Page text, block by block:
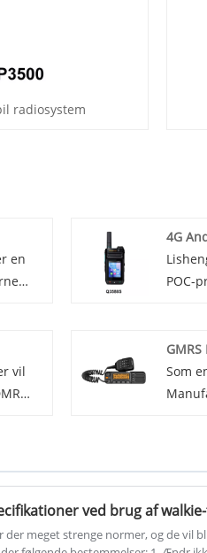
radiosystem
en
4G
POC-
inden
talk).
vil
Som
af
ved brug af
der meget strenge normer, og de vil